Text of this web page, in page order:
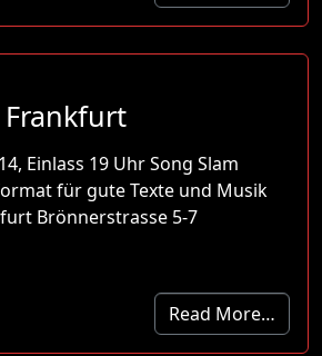
Einlass 19 Uhr Song Slam
für gute Texte und Musik
Brönnerstrasse 5-7
Read More…